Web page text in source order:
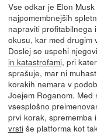
Vse odkar je Elon Musk
najpomembnejših
napraviti profitabilnega
okusu, kar med drugim
Doslej so uspehi
in katastrofami, pri
sprašuje, mar ni
korakih nemara v
Joejem Roganom.
vsesplošno
prvi korak, sprememba
vrstiše platforma kot